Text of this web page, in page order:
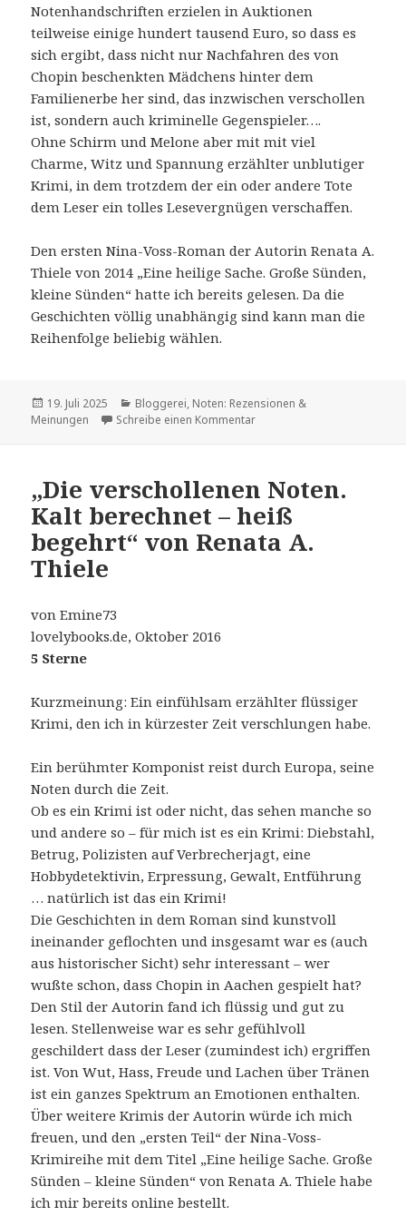
Notenhandschriften erzielen in Auktionen
teilweise einige hundert tausend Euro, so dass es
sich ergibt, dass nicht nur Nachfahren des von
Chopin beschenkten Mädchens hinter dem
Familienerbe her sind, das inzwischen verschollen
ist, sondern auch kriminelle Gegenspieler….
Ohne Schirm und Melone aber mit mit viel
Charme, Witz und Spannung erzählter unblutiger
Krimi, in dem trotzdem der ein oder andere Tote
dem Leser ein tolles Lesevergnügen verschaffen.
Den ersten Nina-Voss-Roman der Autorin Renata A.
Thiele von 2014 „Eine heilige Sache. Große Sünden,
kleine Sünden“ hatte ich bereits gelesen. Da die
Geschichten völlig unabhängig sind kann man die
Reihenfolge beliebig wählen.
Veröffentlicht
am
19. Juli 2025 Kategorien
Bloggerei, Noten: Rezensionen &
Meinungen
Schreibe einen Kommentarzu Sehr unterhaltsam, mit
„Die verschollenen Noten.
Kalt berechnet – heiß
begehrt“ von Renata A.
Thiele
von Emine73
lovelybooks.de, Oktober 2016
5 Sterne
Kurzmeinung: Ein einfühlsam erzählter flüssiger
Krimi, den ich in kürzester Zeit verschlungen habe.
Ein berühmter Komponist reist durch Europa, seine
Noten durch die Zeit.
Ob es ein Krimi ist oder nicht, das sehen manche so
und andere so – für mich ist es ein Krimi: Diebstahl,
Betrug, Polizisten auf Verbrecherjagt, eine
Hobbydetektivin, Erpressung, Gewalt, Entführung
… natürlich ist das ein Krimi!
Die Geschichten in dem Roman sind kunstvoll
ineinander geflochten und insgesamt war es (auch
aus historischer Sicht) sehr interessant – wer
wußte schon, dass Chopin in Aachen gespielt hat?
Den Stil der Autorin fand ich flüssig und gut zu
lesen. Stellenweise war es sehr gefühlvoll
geschildert dass der Leser (zumindest ich) ergriffen
ist. Von Wut, Hass, Freude und Lachen über Tränen
ist ein ganzes Spektrum an Emotionen enthalten.
Über weitere Krimis der Autorin würde ich mich
freuen, und den „ersten Teil“ der Nina-Voss-
Krimireihe mit dem Titel „Eine heilige Sache. Große
Sünden – kleine Sünden“ von Renata A. Thiele habe
ich mir bereits online bestellt.